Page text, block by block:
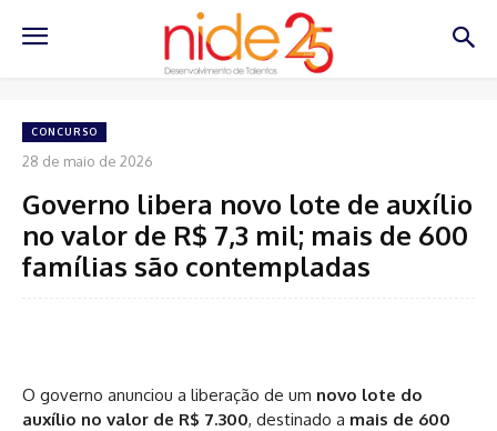
CONCURSO
28 de maio de 2026
Governo libera novo lote de auxílio
no valor de R$ 7,3 mil; mais de 600
famílias são contempladas
O governo anunciou a liberação de um novo lote do
auxílio no valor de R$ 7.300, destinado a mais de 600